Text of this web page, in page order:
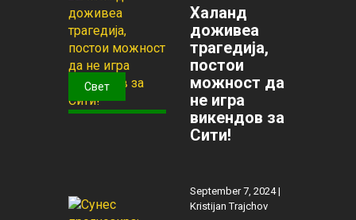
Свет
Халанд
доживеа
трагедија,
постои
можност да
не игра
викендов за
Сити!
September 7, 2024 |
Kristijan Trajchov